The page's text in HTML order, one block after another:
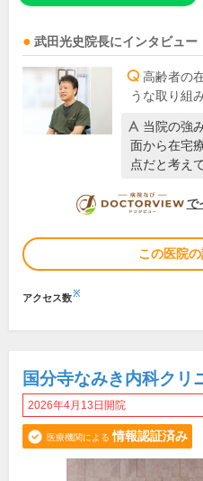
武田光史 院長にインタビュー
高齢者の
うな取り組
当院の強
面から在宅
点だと考え
で
この医院
アクセス数※
国分寺なみき内科クリ
2026年4月13日開院
医療機関による 情報認証済み